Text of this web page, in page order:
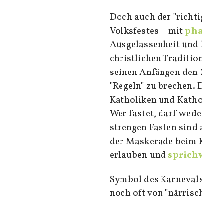
Doch auch der
Volksfestes – mit
Ausgelassenheit
christlichen
seinen Anfängen
"Regeln" zu
Katholiken und
Wer fastet, darf
strengen Fasten
der Maskerade beim
erlauben und
Symbol des
noch oft von